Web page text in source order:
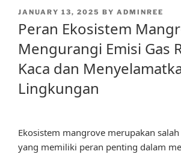
POSTED
JANUARY 13, 2025 BY ADMINREE
Peran Ekosistem
Mengurangi Emisi Gas
Kaca dan
Lingkungan
Ekosistem mangrove merupakan
yang memiliki peran penting dalam